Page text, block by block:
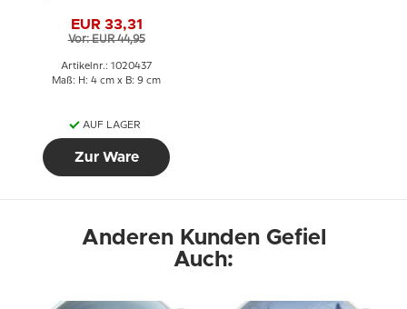
EUR 33,31
Vor: EUR 44,95
Artikelnr.: 1020437
Maß: H: 4 cm x B: 9 cm
AUF LAGER
Zur Ware
Anderen Kunden Gefiel
Auch: